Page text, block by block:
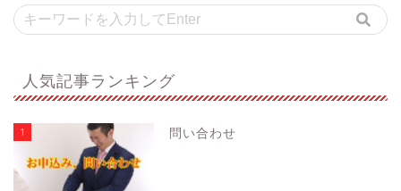
人気記事ランキング
1 問い合わせ